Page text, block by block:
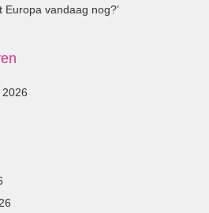
Europa vandaag nog?’